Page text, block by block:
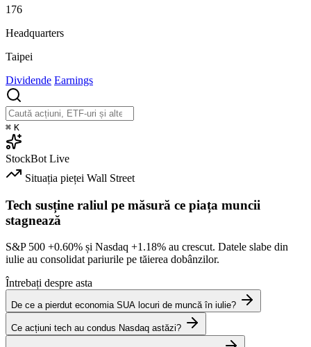
176
Headquarters
Taipei
Dividende Earnings
⌘ K
StockBot Live
Situația pieței Wall Street
Tech susține raliul pe măsură ce piața muncii
stagnează
S&P 500 +0.60% și Nasdaq +1.18% au crescut. Datele slabe din
iulie au consolidat pariurile pe tăierea dobânzilor.
Întrebați despre asta
De ce a pierdut economia SUA locuri de muncă în iulie?
Ce acțiuni tech au condus Nasdaq astăzi?